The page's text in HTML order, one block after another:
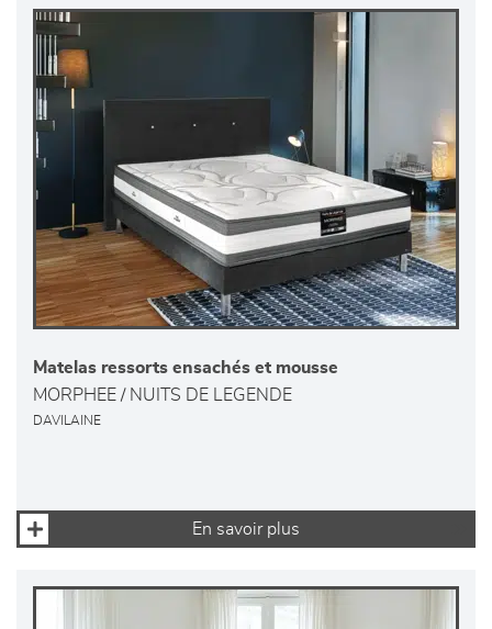
Matelas ressorts ensachés et mousse
MORPHEE / NUITS DE LEGENDE
DAVILAINE
En savoir plus